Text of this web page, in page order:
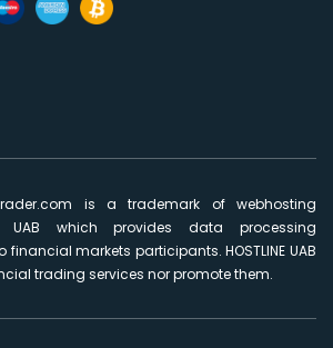
is a trademark of webhosting
UAB which provides data processing
markets participants. HOSTLINE UAB
trading services nor promote them.